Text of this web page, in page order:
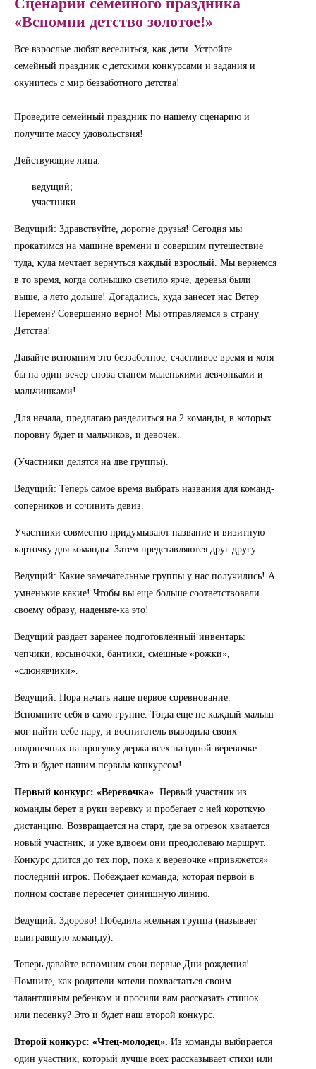
«Вспомни детство золотое!»
Все взрослые любят веселиться, как дети. Устройте
семейный праздник с детскими конкурсами и задания и
окунитесь с мир беззаботного детства!
Проведите семейный праздник по нашему сценарию и
получите массу удовольствия!
Действующие лица:
ведущий;
участники.
Ведущий: Здравствуйте, дорогие друзья! Сегодня мы
прокатимся на машине времени и совершим путешествие
туда, куда мечтает вернуться каждый взрослый. Мы вернемся
в то время, когда солнышко светило ярче, деревья были
выше, а лето дольше! Догадались, куда занесет нас Ветер
Перемен? Совершенно верно! Мы отправляемся в страну
Детства!
Давайте вспомним это беззаботное, счастливое время и хотя
бы на один вечер снова станем маленькими девчонками и
мальчишками!
Для начала, предлагаю разделиться на 2 команды, в которых
поровну будет и мальчиков, и девочек.
(Участники делятся на две группы).
Ведущий: Теперь самое время выбрать названия для команд-
соперников и сочинить девиз.
Участники совместно придумывают название и визитную
карточку для команды. Затем представляются друг другу.
Ведущий: Какие замечательные группы у нас получились! А
умненькие какие! Чтобы вы еще больше соответствовали
своему образу, наденьте-ка это!
Ведущий раздает заранее подготовленный инвентарь:
чепчики, косыночки, бантики, смешные «рожки»,
«слюнявчики».
Ведущий: Пора начать наше первое соревнование.
Вспомните себя в само группе. Тогда еще не каждый малыш
мог найти себе пару, и воспитатель выводила своих
подопечных на прогулку держа всех на одной веревочке.
Это и будет нашим первым конкурсом!
Первый конкурс: «Веревочка» . Первый участник из
команды берет в руки веревку и пробегает с ней короткую
дистанцию. Возвращается на старт, где за отрезок хватается
новый участник, и уже вдвоем они преодолеваю маршрут.
Конкурс длится до тех пор, пока к веревочке «привяжется»
последний игрок. Побеждает команда, которая первой в
полном составе пересечет финишную линию.
Ведущий: Здорово! Победила ясельная группа (называет
выигравшую команду).
Теперь давайте вспомним свои первые Дни рождения!
Помните, как родители хотели похвастаться своим
талантливым ребенком и просили вам рассказать стишок
или песенку? Это и будет наш второй конкурс.
Второй конкурс: «Чтец-молодец». Из команды выбирается
один участник, который лучше всех рассказывает стихи или